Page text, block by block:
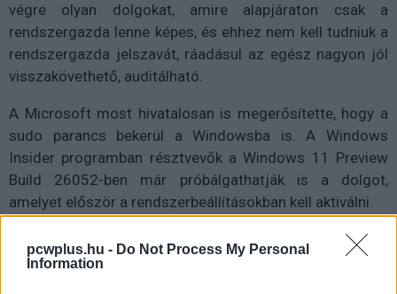
pcwplus.hu - Do Not Process My Personal
Information
végre olyan dolgokat, amire alapjáraton csak a
rendszergazda lenne képes, és ehhez nem kell tudniuk a
rendszergazda jelszavát, ráadásul az egész nagyon jól
visszakövethető, auditálható.
A Microsoft most hivatalosan is megerősítette, hogy a
sudo parancs bekerül a Windowsba is. A Windows
Insider programban résztvevők a Windows 11 Preview
Build 26052-ben már próbálgathatják is a dolgot,
amelyet először a rendszerbeállításokban kell aktiválni.